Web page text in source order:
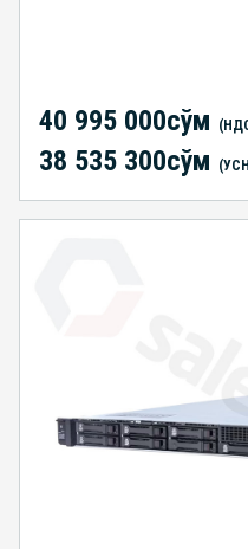
40 995 000сўм
38 535 300сўм